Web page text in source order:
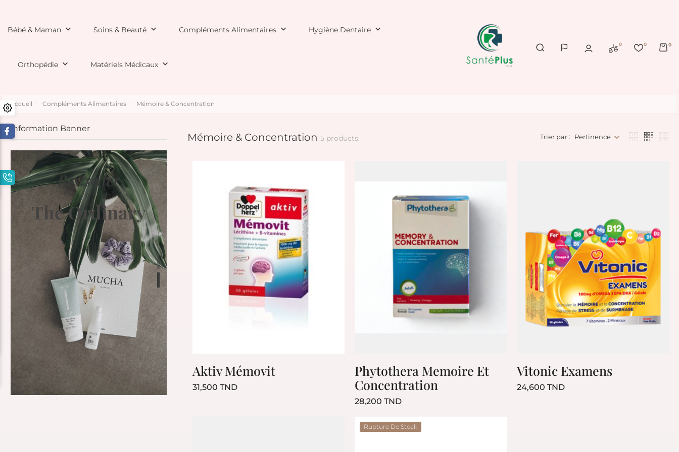
Bébé & Maman keyboard_arrow_down Soins & Beauté keyboard_arrow_down Compléments Alimentaires keyboard_arrow_down Hygiène Dentaire keyboard_arrow_down
Orthopédie keyboard_arrow_down Matériels Médicaux keyboard_arrow_down
0 0 0
Accueil Compléments Alimentaires Mémoire & Concentration
Information Banner
Bestseller
The Ordinary
Mémoire & Concentration 5 products. Trier par : Pertinence
Aktiv Mémovit
31,500 TNDPrix
Phytothera Memoire Et
Concentration
28,200 TNDPrix
Vitonic Examens
24,600 TNDPrix
Rupture De Stock